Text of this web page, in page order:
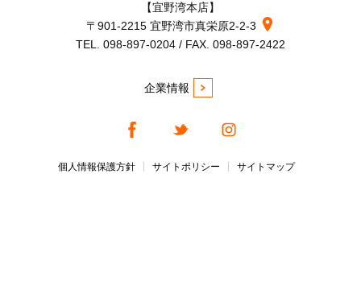
【宜野湾本店】
〒901-2215 宜野湾市真栄原2-2-3
TEL. 098-897-0204 / FAX. 098-897-2422
企業情報
個人情報保護方針 サイトポリシー サイトマップ